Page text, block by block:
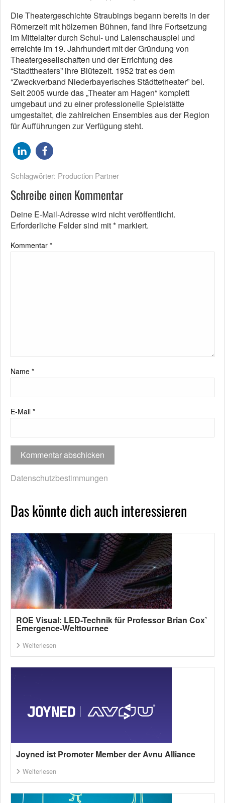
Die Theatergeschichte Straubings begann bereits in der
Römerzeit mit hölzernen Bühnen, fand ihre Fortsetzung
im Mittelalter durch Schul- und Laienschauspiel und
erreichte im 19. Jahrhundert mit der Gründung von
Theatergesellschaften und der Errichtung des
“Stadttheaters” ihre Blütezeit. 1952 trat es dem
“Zweckverband Niederbayerisches Städttetheater” bei.
Seit 2005 wurde das „Theater am Hagen“ komplett
umgebaut und zu einer professionelle Spielstätte
umgestaltet, die zahlreichen Ensembles aus der Region
für Aufführungen zur Verfügung steht.
Schlagwörter: Production Partner
Schreibe einen Kommentar
Deine E-Mail-Adresse wird nicht veröffentlicht.
Erforderliche Felder sind mit* markiert.
Kommentar *
Name *
E-Mail *
Datenschutzbestimmungen
Das könnte dich auch interessieren
ROE Visual: LED-Technik für Professor Brian Cox’
Emergence-Welttournee
Weiterlesen
Joyned ist Promoter Member der Avnu Alliance
Weiterlesen